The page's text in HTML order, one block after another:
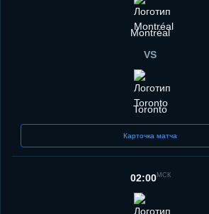
Montréal
VS
Toronto
Карточка матча
02:00МСК